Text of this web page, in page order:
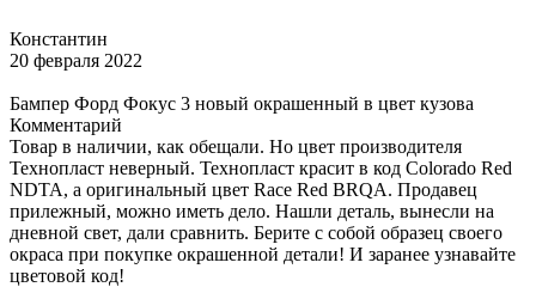
Константин
20 февраля 2022
Бампер Форд Фокус 3 новый окрашенный в цвет кузова
Комментарий
Товар в наличии, как обещали. Но цвет производителя
Технопласт неверный. Технопласт красит в код Colorado Red
NDTA, а оригинальный цвет Race Red BRQA. Продавец
прилежный, можно иметь дело. Нашли деталь, вынесли на
дневной свет, дали сравнить. Берите с собой образец своего
окраса при покупке окрашенной детали! И заранее узнавайте
цветовой код!